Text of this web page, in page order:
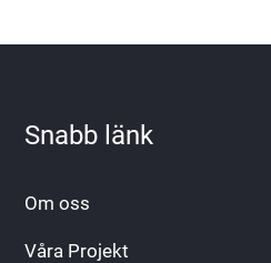
Snabb länk
Om oss
Våra Projekt